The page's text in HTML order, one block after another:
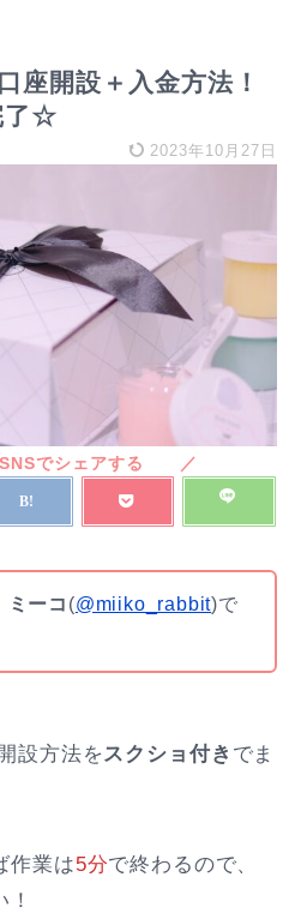
座開設＋入金方法！
了☆
2023年10月27日
ミーコ (@miiko_rabbit)で
設方法をスクショ付き でま
作業は5分で終わるので、